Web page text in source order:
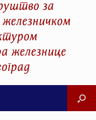
за
железнице